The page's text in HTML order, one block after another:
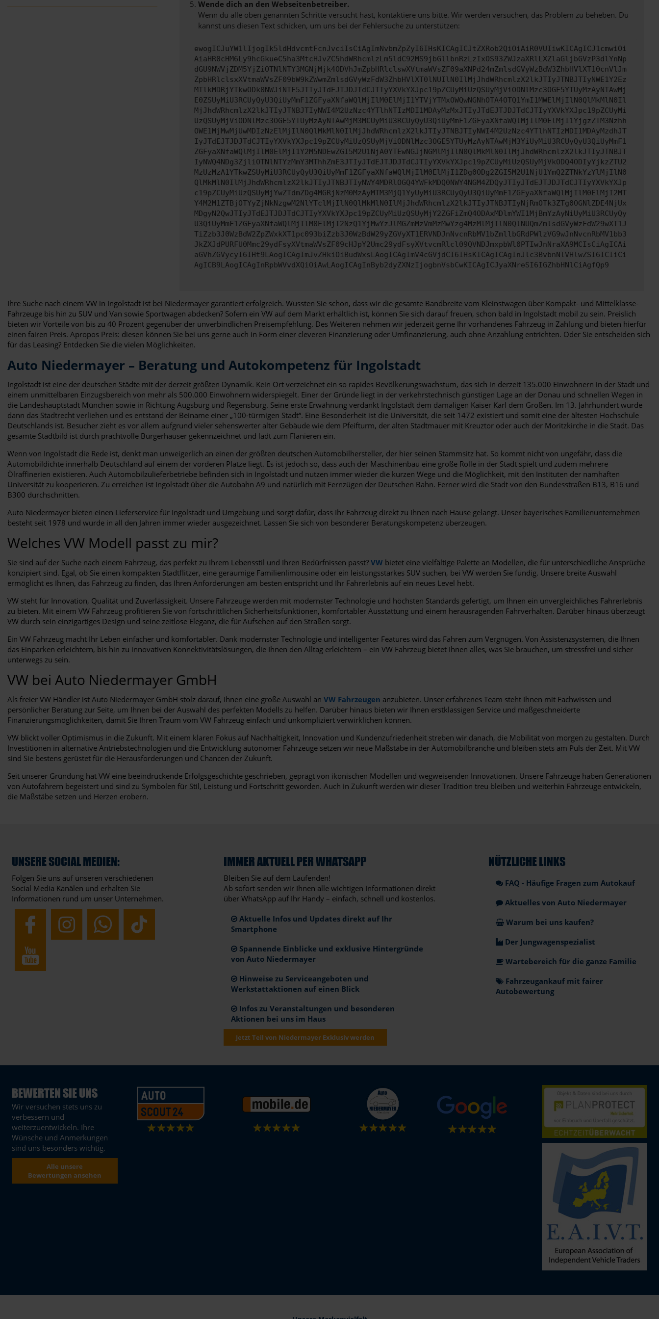
Wende dich an den Webseitenbetreiber.
Wenn du alle oben genannten Schritte versucht hast, kontaktiere uns bitte. Wir werden versuchen, das Problem zu beheben. Du
kannst uns diesen Text schicken, um uns bei der Fehlersuche zu unterstützen:
ewogICJuYW1lIjogIk5ldHdvcmtFcnJvciIsCiAgImNvbmZpZyI6IHsKICAgICJtZXRob2QiOiAiR0VUIiwKICAgICJ1cmwiOi
AiaHR0cHM6Ly9hcGkueC5ha3MtcHJvZC5hdWRhcmlzLm5ldC92MS9jbGllbnRzLzIxOS93ZWJzaXRlLXZlaGljbGVzP3dlYnNp
dGU9NWVjZDM5YjZiOTNlNTY3MGNjMjk4ODVhJmZpbHRlclswXVtmaWVsZF09aXNPd24mZmlsdGVyWzBdW3ZhbHVlXT10cnVlJm
ZpbHRlclsxXVtmaWVsZF09bW9kZWwmZmlsdGVyWzFdW3ZhbHVlXT0lNUIlN0IlMjJhdWRhcmlzX2lkJTIyJTNBJTIyNWE1Y2Ez
MTlkMDRjYTkwODk0NWJiNTE5JTIyJTdEJTJDJTdCJTIyYXVkYXJpc19pZCUyMiUzQSUyMjViODNlMzc3OGE5YTUyMzAyNTAwMj
E0ZSUyMiU3RCUyQyU3QiUyMmF1ZGFyaXNfaWQlMjIlM0ElMjI1YTVjYTMxOWQwNGNhOTA4OTQ1YmI1MWElMjIlN0QlMkMlN0Il
MjJhdWRhcmlzX2lkJTIyJTNBJTIyNWI4M2UzNzc4YTlhNTIzMDI1MDAyMzMxJTIyJTdEJTJDJTdCJTIyYXVkYXJpc19pZCUyMi
UzQSUyMjViODNlMzc3OGE5YTUyMzAyNTAwMjM3MCUyMiU3RCUyQyU3QiUyMmF1ZGFyaXNfaWQlMjIlM0ElMjI1YjgzZTM3Nzhh
OWE1MjMwMjUwMDIzNzElMjIlN0QlMkMlN0IlMjJhdWRhcmlzX2lkJTIyJTNBJTIyNWI4M2UzNzc4YTlhNTIzMDI1MDAyMzdhJT
IyJTdEJTJDJTdCJTIyYXVkYXJpc19pZCUyMiUzQSUyMjViODNlMzc3OGE5YTUyMzAyNTAwMjM3YiUyMiU3RCUyQyU3QiUyMmF1
ZGFyaXNfaWQlMjIlM0ElMjI1Y2M5NDEwZGI5M2U1NjA0YTEwNGJjNGMlMjIlN0QlMkMlN0IlMjJhdWRhcmlzX2lkJTIyJTNBJT
IyNWQ4NDg3ZjliOTNlNTYzMmY3MThhZmE3JTIyJTdEJTJDJTdCJTIyYXVkYXJpc19pZCUyMiUzQSUyMjVkODQ4ODIyYjkzZTU2
MzUzMzA1YTkwZSUyMiU3RCUyQyU3QiUyMmF1ZGFyaXNfaWQlMjIlM0ElMjI1ZDg0ODg2ZGI5M2U1NjU1YmQ2ZTNkYzYlMjIlN0
QlMkMlN0IlMjJhdWRhcmlzX2lkJTIyJTNBJTIyNWY4MDRlOGQ4YWFkMDQ0NWY4NGM4ZDQyJTIyJTdEJTJDJTdCJTIyYXVkYXJp
c19pZCUyMiUzQSUyMjYwZTdmZDg4MGRjNzM0MzAyMTM3MjQ1YyUyMiU3RCUyQyU3QiUyMmF1ZGFyaXNfaWQlMjIlM0ElMjI2MT
Y4M2M1ZTBjOTYyZjNkNzgwM2NlYTclMjIlN0QlMkMlN0IlMjJhdWRhcmlzX2lkJTIyJTNBJTIyNjRmOTk3ZTg0OGNlZDE4NjUx
MDgyN2QwJTIyJTdEJTJDJTdCJTIyYXVkYXJpc19pZCUyMiUzQSUyMjY2ZGFiZmQ4ODAxMDlmYWI1MjBmYzAyNiUyMiU3RCUyQy
U3QiUyMmF1ZGFyaXNfaWQlMjIlM0ElMjI2NzQ1YjMwYzJlMGZmMzVmMzMwYzg4MzMlMjIlN0QlNUQmZmlsdGVyWzFdW29wXT1J
TiZzb3J0WzBdW2ZpZWxkXT1pc093biZzb3J0WzBdW29yZGVyXT1ERVNDJnNvcnRbMV1bZmllbGRdPWlzVG9wJnNvcnRbMV1bb3
JkZXJdPURFU0Mmc29ydFsyXVtmaWVsZF09cHJpY2Umc29ydFsyXVtvcmRlcl09QVNDJmxpbWl0PTIwJnNraXA9MCIsCiAgICAi
aGVhZGVycyI6IHt9LAogICAgImJvZHkiOiBudWxsLAogICAgImV4cGVjdCI6IHsKICAgICAgInJlc3BvbnNlVHlwZSI6ICIiCi
AgICB9LAogICAgInRpbWVvdXQiOiAwLAogICAgInByb2dyZXNzIjogbnVsbCwKICAgICJyaXNreSI6IGZhbHNlCiAgfQp9
Ihre Suche nach einem VW in Ingolstadt ist bei Niedermayer garantiert erfolgreich. Wussten Sie schon, dass wir die gesamte Bandbreite vom Kleinstwagen über Kompakt- und Mittelklasse-
Fahrzeuge bis hin zu SUV und Van sowie Sportwagen abdecken? Sofern ein VW auf dem Markt erhältlich ist, können Sie sich darauf freuen, schon bald in Ingolstadt mobil zu sein. Preislich
bieten wir Vorteile von bis zu 40 Prozent gegenüber der unverbindlichen Preisempfehlung. Des Weiteren nehmen wir jederzeit gerne Ihr vorhandenes Fahrzeug in Zahlung und bieten hierfür
einen fairen Preis. Apropos Preis: diesen können Sie bei uns gerne auch in Form einer cleveren Finanzierung oder Umfinanzierung, auch ohne Anzahlung entrichten. Oder Sie entscheiden sich
für das Leasing? Entdecken Sie die vielen Möglichkeiten.
Auto Niedermayer – Beratung und Autokompetenz für Ingolstadt
Ingolstadt ist eine der deutschen Städte mit der derzeit größten Dynamik. Kein Ort verzeichnet ein so rapides Bevölkerungswachstum, das sich in derzeit 135.000 Einwohnern in der Stadt und
einem unmittelbaren Einzugsbereich von mehr als 500.000 Einwohnern widerspiegelt. Einer der Gründe liegt in der verkehrstechnisch günstigen Lage an der Donau und schnellen Wegen in
die Landeshauptstadt München sowie in Richtung Augsburg und Regensburg. Seine erste Erwähnung verdankt Ingolstadt dem damaligen Kaiser Karl dem Großen. Im 13. Jahrhundert wurde
dann das Stadtrecht verliehen und es entstand der Beiname einer „100-türmigen Stadt“. Eine Besonderheit ist die Universität, die seit 1472 existiert und somit eine der ältesten Hochschule
Deutschlands ist. Besucher zieht es vor allem aufgrund vieler sehenswerter alter Gebäude wie dem Pfeifturm, der alten Stadtmauer mit Kreuztor oder auch der Moritzkirche in die Stadt. Das
gesamte Stadtbild ist durch prachtvolle Bürgerhäuser gekennzeichnet und lädt zum Flanieren ein.
Wenn von Ingolstadt die Rede ist, denkt man unweigerlich an einen der größten deutschen Automobilhersteller, der hier seinen Stammsitz hat. So kommt nicht von ungefähr, dass die
Automobildichte innerhalb Deutschland auf einem der vorderen Plätze liegt. Es ist jedoch so, dass auch der Maschinenbau eine große Rolle in der Stadt spielt und zudem mehrere
Ölraffinerien existieren. Auch Automobilzulieferbetriebe befinden sich in Ingolstadt und nutzen immer wieder die kurzen Wege und die Möglichkeit, mit den Instituten der namhaften
Universität zu kooperieren. Zu erreichen ist Ingolstadt über die Autobahn A9 und natürlich mit Fernzügen der Deutschen Bahn. Ferner wird die Stadt von den Bundesstraßen B13, B16 und
B300 durchschnitten.
Auto Niedermayer bieten einen Lieferservice für Ingolstadt und Umgebung und sorgt dafür, dass Ihr Fahrzeug direkt zu Ihnen nach Hause gelangt. Unser bayerisches Familienunternehmen
besteht seit 1978 und wurde in all den Jahren immer wieder ausgezeichnet. Lassen Sie sich von besonderer Beratungskompetenz überzeugen.
Welches VW Modell passt zu mir?
Sie sind auf der Suche nach einem Fahrzeug, das perfekt zu Ihrem Lebensstil und Ihren Bedürfnissen passt? VW bietet eine vielfältige Palette an Modellen, die für unterschiedliche Ansprüche
konzipiert sind. Egal, ob Sie einen kompakten Stadtflitzer, eine geräumige Familienlimousine oder ein leistungsstarkes SUV suchen, bei VW werden Sie fündig. Unsere breite Auswahl
ermöglicht es Ihnen, das Fahrzeug zu finden, das Ihren Anforderungen am besten entspricht und Ihr Fahrerlebnis auf ein neues Level hebt.
VW steht für Innovation, Qualität und Zuverlässigkeit. Unsere Fahrzeuge werden mit modernster Technologie und höchsten Standards gefertigt, um Ihnen ein unvergleichliches Fahrerlebnis
zu bieten. Mit einem VW Fahrzeug profitieren Sie von fortschrittlichen Sicherheitsfunktionen, komfortabler Ausstattung und einem herausragenden Fahrverhalten. Darüber hinaus überzeugt
VW durch sein einzigartiges Design und seine zeitlose Eleganz, die für Aufsehen auf den Straßen sorgt.
Ein VW Fahrzeug macht Ihr Leben einfacher und komfortabler. Dank modernster Technologie und intelligenter Features wird das Fahren zum Vergnügen. Von Assistenzsystemen, die Ihnen
das Einparken erleichtern, bis hin zu innovativen Konnektivitätslösungen, die Ihnen den Alltag erleichtern – ein VW Fahrzeug bietet Ihnen alles, was Sie brauchen, um stressfrei und sicher
unterwegs zu sein.
VW bei Auto Niedermayer GmbH
Als freier VW Händler ist Auto Niedermayer GmbH stolz darauf, Ihnen eine große Auswahl an VW Fahrzeugen anzubieten. Unser erfahrenes Team steht Ihnen mit Fachwissen und
persönlicher Beratung zur Seite, um Ihnen bei der Auswahl des perfekten Modells zu helfen. Darüber hinaus bieten wir Ihnen erstklassigen Service und maßgeschneiderte
Finanzierungsmöglichkeiten, damit Sie Ihren Traum vom VW Fahrzeug einfach und unkompliziert verwirklichen können.
VW blickt voller Optimismus in die Zukunft. Mit einem klaren Fokus auf Nachhaltigkeit, Innovation und Kundenzufriedenheit streben wir danach, die Mobilität von morgen zu gestalten. Durch
Investitionen in alternative Antriebstechnologien und die Entwicklung autonomer Fahrzeuge setzen wir neue Maßstäbe in der Automobilbranche und bleiben stets am Puls der Zeit. Mit VW
sind Sie bestens gerüstet für die Herausforderungen und Chancen der Zukunft.
Seit unserer Gründung hat VW eine beeindruckende Erfolgsgeschichte geschrieben, geprägt von ikonischen Modellen und wegweisenden Innovationen. Unsere Fahrzeuge haben Generationen
von Autofahrern begeistert und sind zu Symbolen für Stil, Leistung und Fortschritt geworden. Auch in Zukunft werden wir dieser Tradition treu bleiben und weiterhin Fahrzeuge entwickeln,
die Maßstäbe setzen und Herzen erobern.
UNSERE SOCIAL MEDIEN:
Folgen Sie uns auf unseren verschiedenen
Social Media Kanälen und erhalten Sie
Informationen rund um unser Unternehmen.
IMMER AKTUELL PER WHATSAPP
Bleiben Sie auf dem Laufenden!
Ab sofort senden wir Ihnen alle wichtigen Informationen direkt
über WhatsApp auf Ihr Handy – einfach, schnell und kostenlos.
Aktuelle Infos und Updates direkt auf Ihr
Smartphone
Spannende Einblicke und exklusive Hintergründe
von Auto Niedermayer
Hinweise zu Serviceangeboten und
Werkstattaktionen auf einen Blick
Infos zu Veranstaltungen und besonderen
Aktionen bei uns im Haus
Jetzt Teil von Niedermayer Exklusiv werden
NÜTZLICHE LINKS
FAQ - Häufige Fragen zum Autokauf
Aktuelles von Auto Niedermayer
Warum bei uns kaufen?
Der Jungwagenspezialist
Wartebereich für die ganze Familie
Fahrzeugankauf mit fairer
Autobewertung
BEWERTEN SIE UNS
Wir versuchen stets uns zu
verbessern und
weiterzuentwickeln. Ihre
Wünsche und Anmerkungen
sind uns besonders wichtig.
Alle unsere
Bewertungen ansehen